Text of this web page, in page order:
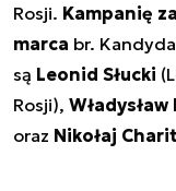
Rosji. Kampanię
marca br.
są Leonid Słucki
Rosji),
oraz Nikołaj